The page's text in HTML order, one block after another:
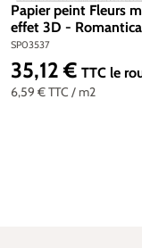
Papier peint Fleurs
effet 3D -
Romantico AS
SP03537
SP03537
6,59 €TTC / m2
Prix régulier :
35,12 € TTC le